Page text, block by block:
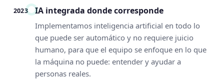
2023 IA integrada donde corresponde
Implementamos inteligencia artificial en todo lo
que puede ser automático y no requiere juicio
humano, para que el equipo se enfoque en lo que
la máquina no puede: entender y ayudar a
personas reales.